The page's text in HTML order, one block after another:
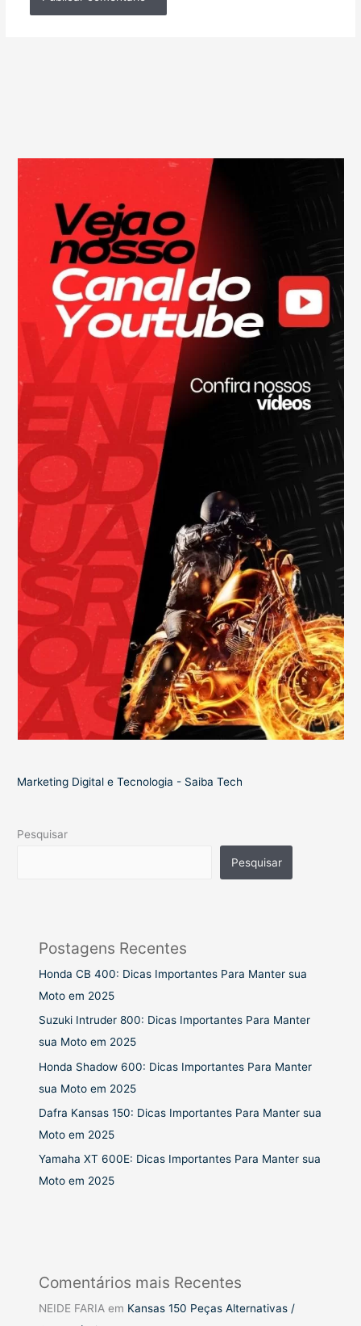
Marketing Digital e Tecnologia - Saiba Tech
Pesquisar
Pesquisar
Postagens Recentes
Honda CB 400: Dicas Importantes Para Manter sua
Moto em 2025
Suzuki Intruder 800: Dicas Importantes Para Manter
sua Moto em 2025
Honda Shadow 600: Dicas Importantes Para Manter
sua Moto em 2025
Dafra Kansas 150: Dicas Importantes Para Manter sua
Moto em 2025
Yamaha XT 600E: Dicas Importantes Para Manter sua
Moto em 2025
Comentários mais Recentes
NEIDE FARIA em Kansas 150 Peças Alternativas /